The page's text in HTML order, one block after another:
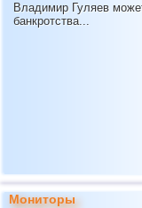
19 Индийский
Владимир Гуляев
банкротства...
Мониторы